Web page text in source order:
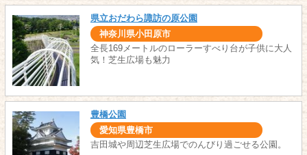
県立おだわら諏訪の原公園
神奈川県小田原市
全長169メートルのローラーすべり台が子供に大人
気！芝生広場も魅力
豊橋公園
愛知県豊橋市
吉田城や周辺芝生広場でのんびり過ごせる公園。